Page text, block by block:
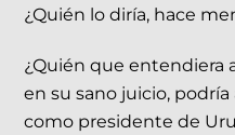
¿Quién lo diría, hace
¿Quién que entendiera
en su sano juicio,
como presidente de